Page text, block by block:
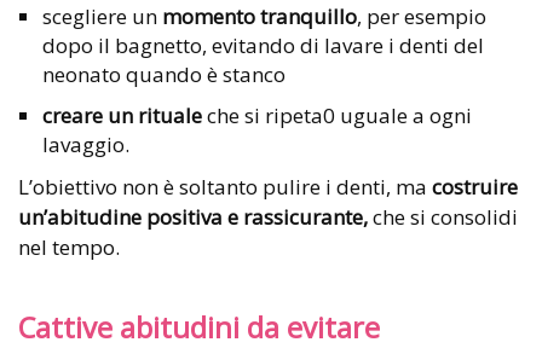
scegliere un momento tranquillo, per esempio
dopo il bagnetto, evitando di lavare i denti del
neonato quando è stanco
creare un ritualeche si ripeta0 uguale a ogni
lavaggio.
L’obiettivo non è soltanto pulire i denti, ma costruire
un’abitudine positiva e rassicurante,che si consolidi
nel tempo.
Cattive abitudini da evitare